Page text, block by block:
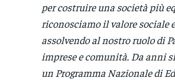
per costruire una società più
riconosciamo il valore sociale
assolvendo al nostro ruolo di
imprese e comunità. Da anni
un Programma Nazionale di